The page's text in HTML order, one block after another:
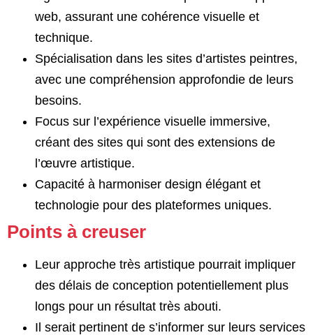
web, assurant une cohérence visuelle et
technique.
Spécialisation dans les sites d’artistes peintres,
avec une compréhension approfondie de leurs
besoins.
Focus sur l’expérience visuelle immersive,
créant des sites qui sont des extensions de
l’œuvre artistique.
Capacité à harmoniser design élégant et
technologie pour des plateformes uniques.
Points à creuser
Leur approche très artistique pourrait impliquer
des délais de conception potentiellement plus
longs pour un résultat très abouti.
Il serait pertinent de s’informer sur leurs services